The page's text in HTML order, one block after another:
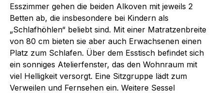
Esszimmer gehen die beiden Alkoven mit jeweils 2
Betten ab, die insbesondere bei Kindern als
„Schlafhöhlen“ beliebt sind. Mit einer Matratzenbreite
von 80 cm bieten sie aber auch Erwachsenen einen
Platz zum Schlafen. Über dem Esstisch befindet sich
ein sonniges Atelierfenster, das den Wohnraum mit
viel Helligkeit versorgt. Eine Sitzgruppe lädt zum
Verweilen und Fernsehen ein. Weitere Sessel